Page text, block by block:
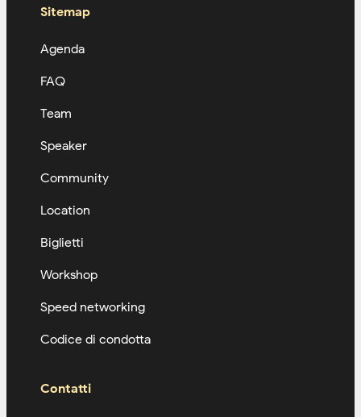
Sitemap
Agenda
FAQ
Team
Speaker
Community
Location
Biglietti
Workshop
Speed networking
Codice di condotta
Contatti